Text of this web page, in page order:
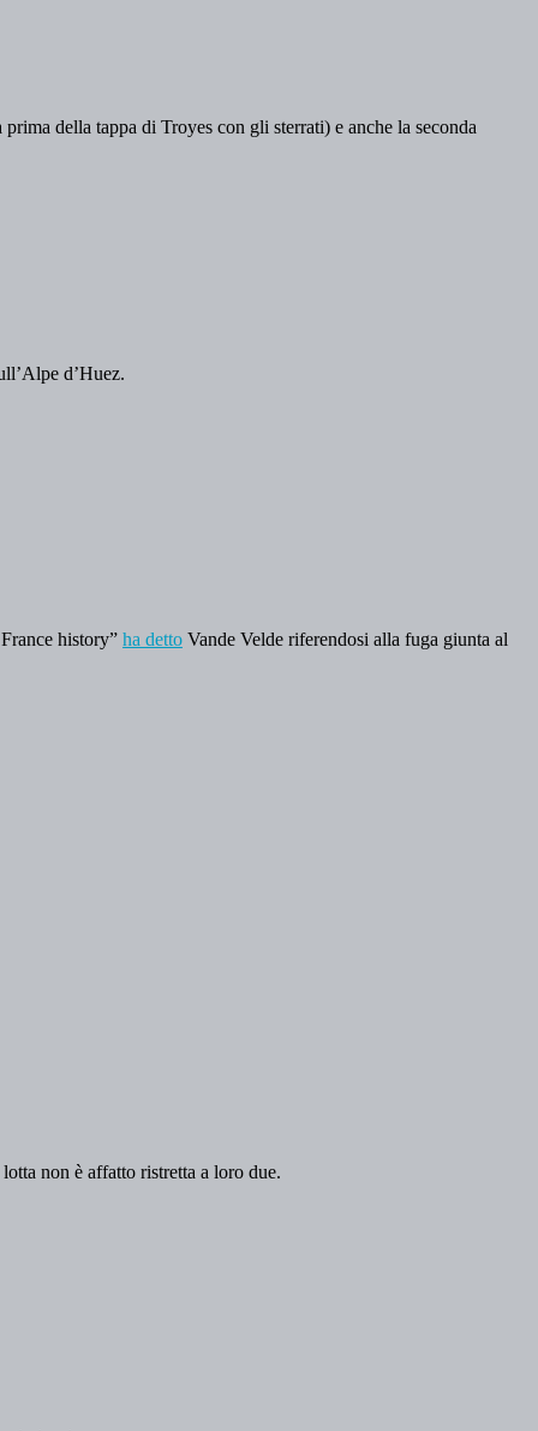
della tappa di Troyes con gli sterrati) e anche la seconda
d’Huez.
history” ha detto Vande Velde riferendosi alla fuga giunta al
non è affatto ristretta a loro due.